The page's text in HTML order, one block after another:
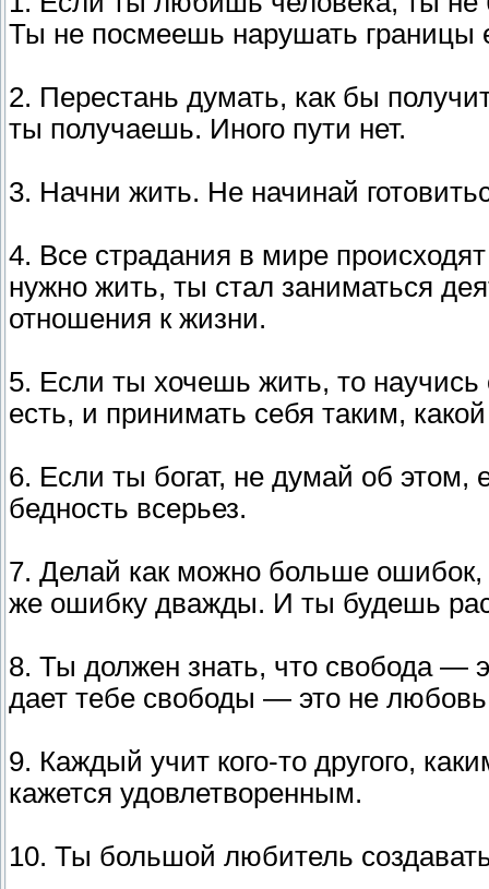
Ты не посмеешь нарушать границы
2. Перестань думать, как бы
ты получаешь. Иного пути нет.
3. Начни жить. Не начинай
4. Все страдания в мире
нужно жить, ты стал заниматься
отношения к жизни.
5. Если ты хочешь жить, то
есть, и принимать себя таким,
6. Если ты богат, не думай об
бедность всерьез.
7. Делай как можно больше ошибок,
же ошибку дважды. И ты будешь
8. Ты должен знать, что свобода —
дает тебе свободы — это не
9. Каждый учит кого-то другого,
кажется удовлетворенным.
10. Ты большой любитель